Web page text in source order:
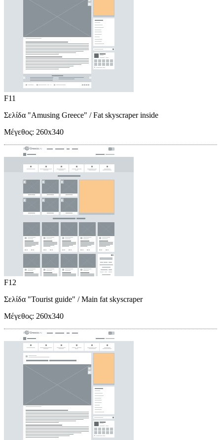
F11
Σελίδα "Amusing Greece" / Fat skyscraper inside
Μέγεθος: 260x340
F12
Σελίδα "Tourist guide" / Main fat skyscraper
Μέγεθος: 260x340